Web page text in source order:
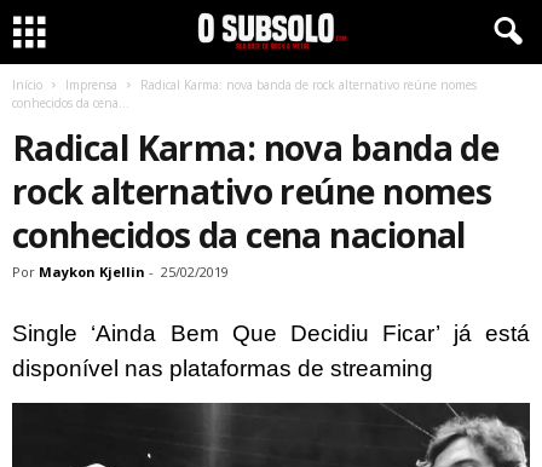
Início Imprensa
Radical Karma: nova banda de rock alternativo reúne nomes
conhecidos da cena...
Radical Karma: nova banda de
rock alternativo reúne nomes
conhecidos da cena nacional
Por Maykon Kjellin - 25/02/2019
Single ‘Ainda Bem Que Decidiu Ficar’ já está
disponível nas plataformas de streaming